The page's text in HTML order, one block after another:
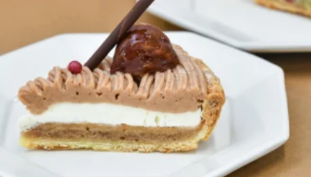
地図から探す
カテゴリーから探す
SPECIAL
NEW OPEN